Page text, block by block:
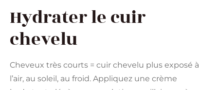
Hydrater le cuir
chevelu
Cheveux très courts = cuir chevelu plus exposé à
l’air, au soleil, au froid. Appliquez une crème